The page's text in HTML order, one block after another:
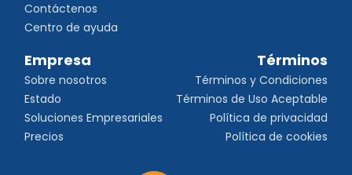
Contáctenos
Centro de ayuda
Empresa
Sobre nosotros
Estado
Soluciones Empresariales
Precios
Términos
Términos y Condiciones
Términos de Uso Aceptable
Política de privacidad
Política de cookies